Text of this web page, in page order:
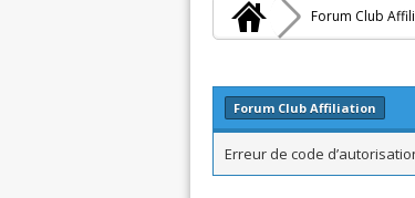
Forum Club
Forum Club Affiliation
Erreur de code